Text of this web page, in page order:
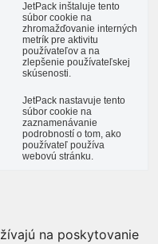
JetPack inštaluje tento
súbor cookie na
zhromažďovanie interných
metrík pre aktivitu
používateľov a na
zlepšenie používateľskej
skúsenosti.
JetPack nastavuje tento
súbor cookie na
zaznamenávanie
podrobností o tom, ako
používateľ používa
webovú stránku.
na poskytovanie